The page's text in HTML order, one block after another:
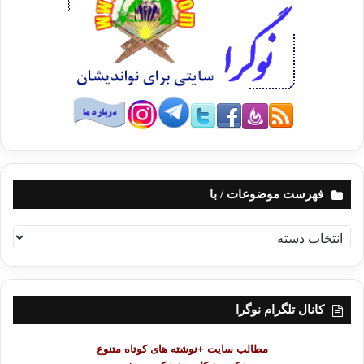
دیکه‌ش به ناوی«شمس»، یا هه‌مان «شورای مرکزی سنت» که له سه‌ره‌تای
شۆرشی ئیسلامی ئێران‌دا له لایه‌ن هه‌ردوو خوالێخۆشبوو کاک ئه‌حمه‌دی
موفتی‌زاده‌و مه‌وله‌وی عه‌بدولعه‌زیزی به‌لووچه‌وه‌ به‌ مه‌به‌ستی داکۆکی کردن
له سه‌ر مافه‌کانی ئه‌هلی سوننه‌تی ئێران‌ دامه‌زرا، دووباره له ئاستی پارێزگا
سووننیه‌کانی ئێراندا ده‌ستی به چالاکی کردۆ‌ته‌وه‌، که هه‌رچه‌ن حیزبێکی
سوننیه به‌ڵام به‌شی کوردیشی هه‌یه، که ئه‌ویش شتێکی تازه‌و نه‌ناسراوه بۆ
به لای منه‌وه ئه‌م دوو جه‌ریانه سه‌ره‌کییه‌ (مه‌کته‌بی قورئان‌و جه‌ماعه‌تی
رێکخراوه‌کانی دیکه‌ی کومه‌ڵگا، کارنامه‌یه‌کی یه‌ک‌ره‌نگیان نیه؛ به‌ڵکوو
کردنه‌وه‌ی ئاستی ئه‌خلاقیاتی کومه‌ڵگا، به‌هێزکردنی ره‌هه‌ندی دینی/ که‌لتووری
فهرست موضوعات / با
ه
ر
کانال تلگرام نوگرا
مطالب سایت +نوشته های کوتاه متنوع